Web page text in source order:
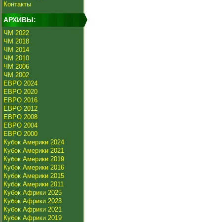
Контакты
АРХИВЫ:
ЧМ 2022
ЧМ 2018
ЧМ 2014
ЧМ 2010
ЧМ 2006
ЧМ 2002
ЕВРО 2024
ЕВРО 2020
ЕВРО 2016
ЕВРО 2012
ЕВРО 2008
ЕВРО 2004
ЕВРО 2000
Кубок Америки 2024
Кубок Америки 2021
Кубок Америки 2019
Кубок Америки 2016
Кубок Америки 2015
Кубок Америки 2011
Кубок Африки 2025
Кубок Африки 2023
Кубок Африки 2021
Кубок Африки 2019